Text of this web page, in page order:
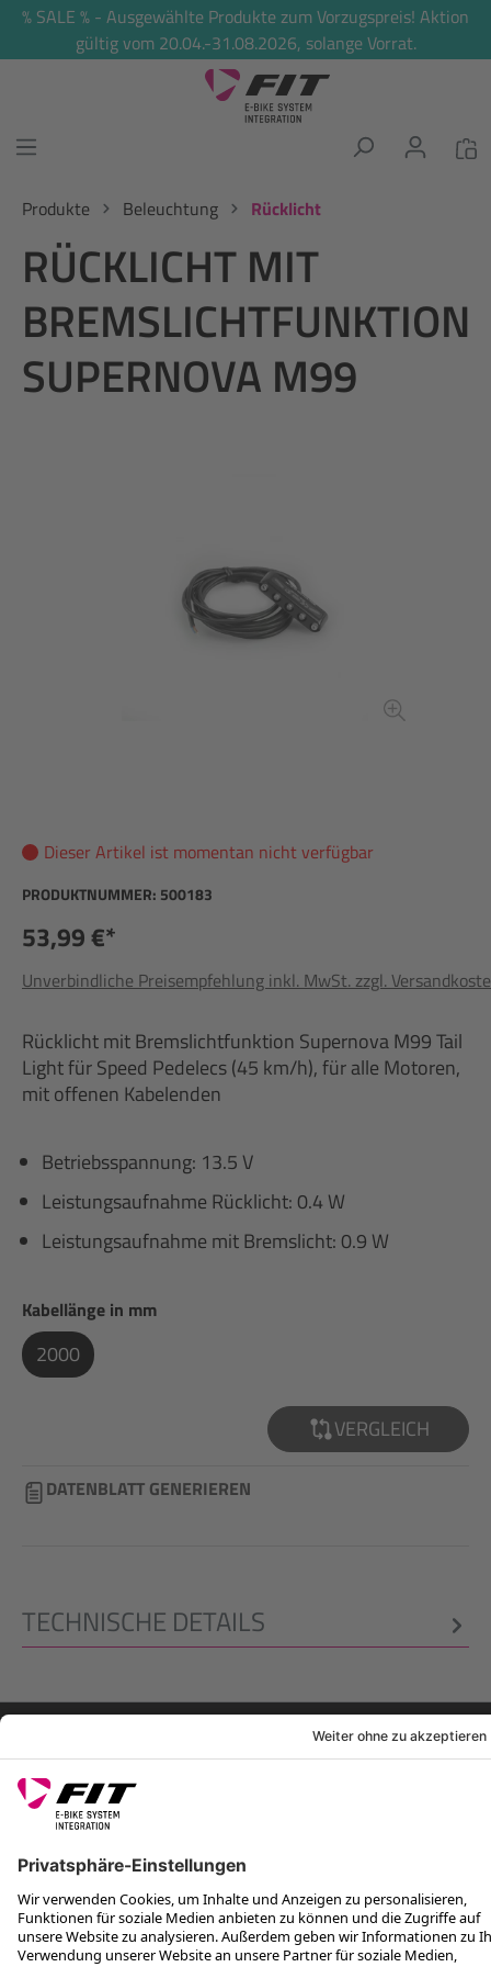
springen
% SALE % - Ausgewählte Produkte zum Vorzugspreis! Aktion
gültig vom 20.04.-31.08.2026, solange Vorrat.
Produkte Beleuchtung Rücklicht
RÜCKLICHT MIT
BREMSLICHTFUNKTION
SUPERNOVA M99
Dieser Artikel ist momentan nicht verfügbar
PRODUKTNUMMER: 500183
53,99 €*
Unverbindliche Preisempfehlung inkl. MwSt. zzgl.
Rücklicht mit Bremslichtfunktion Supernova M99 Tail
Light für Speed Pedelecs (45 km/h), für alle Motoren,
mit offenen Kabelenden
Betriebsspannung: 13.5 V
Leistungsaufnahme Rücklicht: 0.4 W
Leistungsaufnahme mit Bremslicht: 0.9 W
Kabellänge in mmauswählen
2000
VERGLEICH
DATENBLATT GENERIEREN
TECHNISCHE DETAILS
SERVICES
FOLGE UNS AUF